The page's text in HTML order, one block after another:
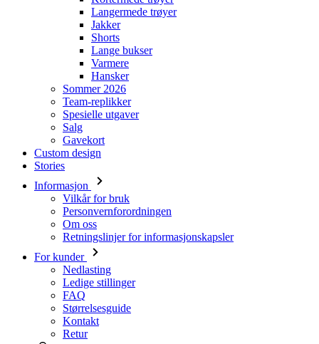
Langermede trøyer
Jakker
Shorts
Lange bukser
Varmere
Hansker
Sommer 2026
Team-replikker
Spesielle utgaver
Salg
Gavekort
Custom design
Stories
Informasjon
Vilkår for bruk
Personvernforordningen
Om oss
Retningslinjer for informasjonskapsler
For kunder
Nedlasting
Ledige stillinger
FAQ
Størrelsesguide
Kontakt
Retur